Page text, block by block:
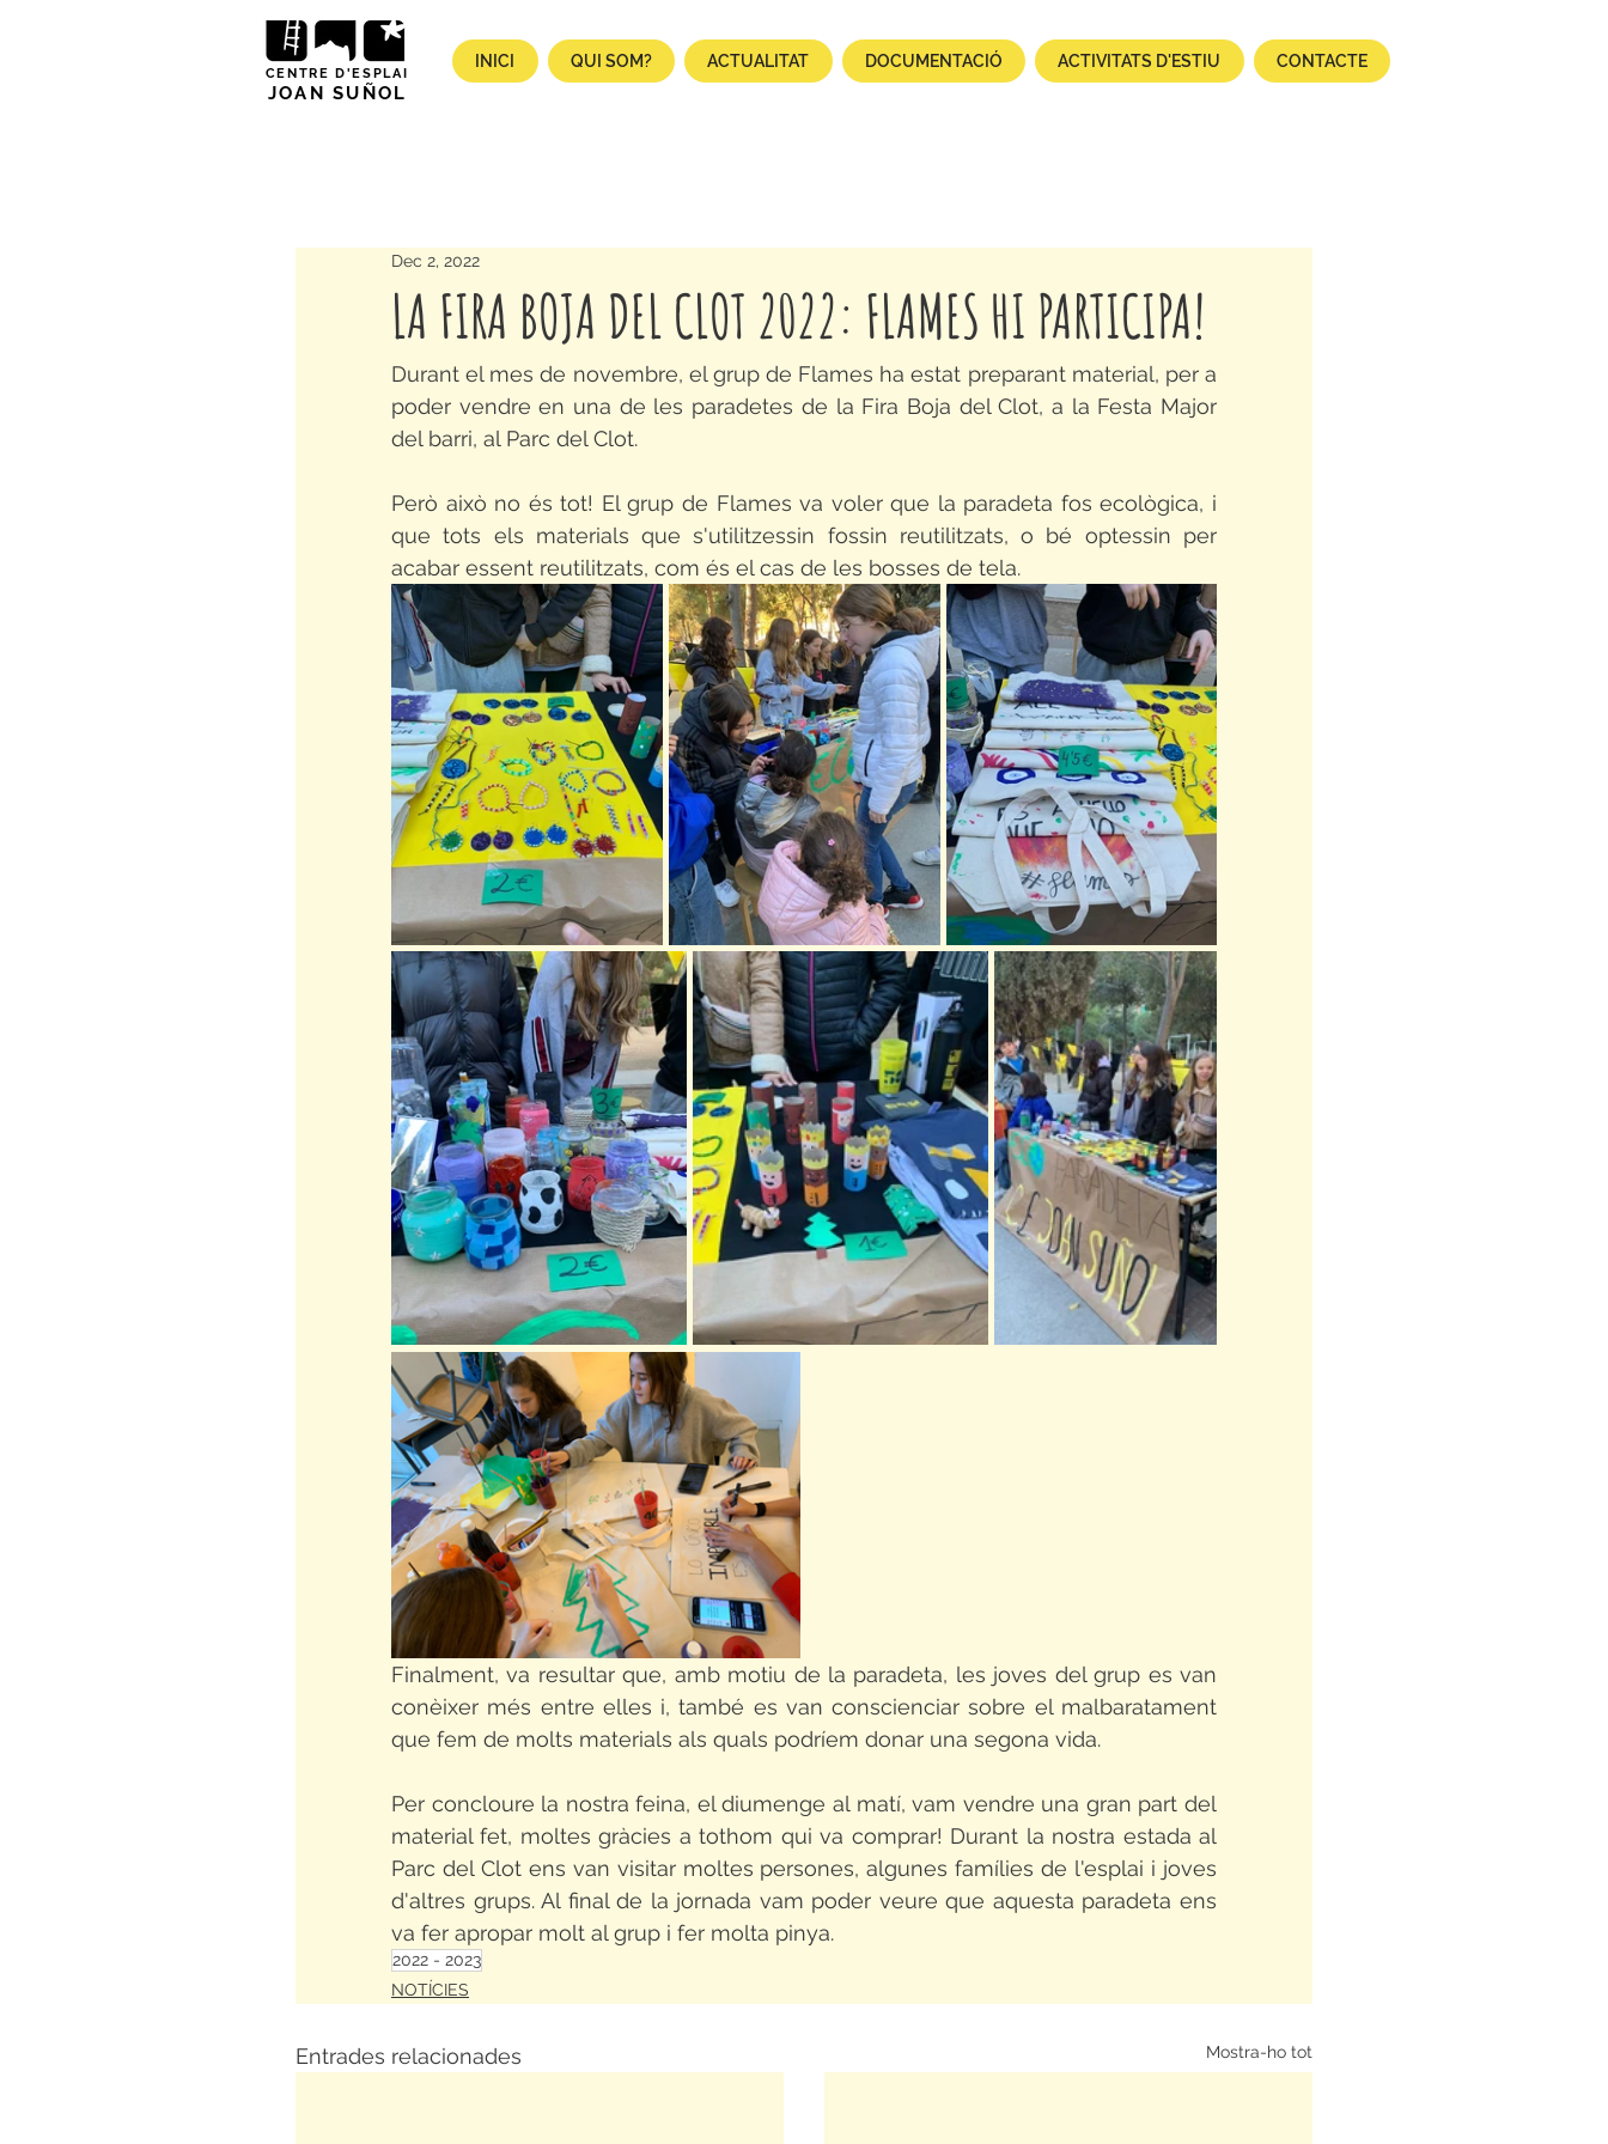
CENTRE D'ESPLAI
JOAN SUÑOL
INICI QUI SOM? ACTUALITAT DOCUMENTACIÓ ACTIVITATS D'ESTIU CONTACTE
LA FIRA BOJA DEL CLOT 2022: FLAMES HI PARTICIPA!
Dec 2, 2022
Durant el mes de novembre, el grup de Flames ha estat preparant material, per a
poder vendre en una de les paradetes de la Fira Boja del Clot, a la Festa Major
del barri, al Parc del Clot.
Però això no és tot! El grup de Flames va voler que la paradeta fos ecològica, i
que tots els materials que s'utilitzessin fossin reutilitzats, o bé optessin per
acabar essent reutilitzats, com és el cas de les bosses de tela.
Finalment, va resultar que, amb motiu de la paradeta, les joves del grup es van
conèixer més entre elles i, també es van conscienciar sobre el malbaratament
que fem de molts materials als quals podríem donar una segona vida.
Per concloure la nostra feina, el diumenge al matí, vam vendre una gran part del
material fet, moltes gràcies a tothom qui va comprar! Durant la nostra estada al
Parc del Clot ens van visitar moltes persones, algunes famílies de l'esplai i joves
d'altres grups. Al final de la jornada vam poder veure que aquesta paradeta ens
va fer apropar molt al grup i fer molta pinya.
2022 - 2023
NOTÍCIES
Entrades relacionades Mostra-ho tot